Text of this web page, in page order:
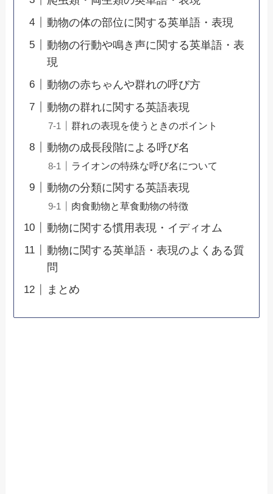
動物の体の部位に関する英単語・表現
動物の行動や鳴き声に関する英単語・表
現
動物の赤ちゃんや群れの呼び方
動物の群れに関する英語表現
群れの表現を使うときのポイント
動物の成長段階による呼び名
ライオンの特殊な呼び名について
動物の分類に関する英語表現
肉食動物と草食動物の特徴
動物に関する慣用表現・イディオム
動物に関する英単語・表現のよくある質
問
まとめ